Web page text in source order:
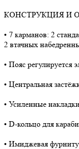
КОНСТРУКЦИЯ И
• 7 карманов: 2
2 втачных
• Пояс регулируется
• Центральная
• Усиленные
• D-кольцо для
• Имиджевая